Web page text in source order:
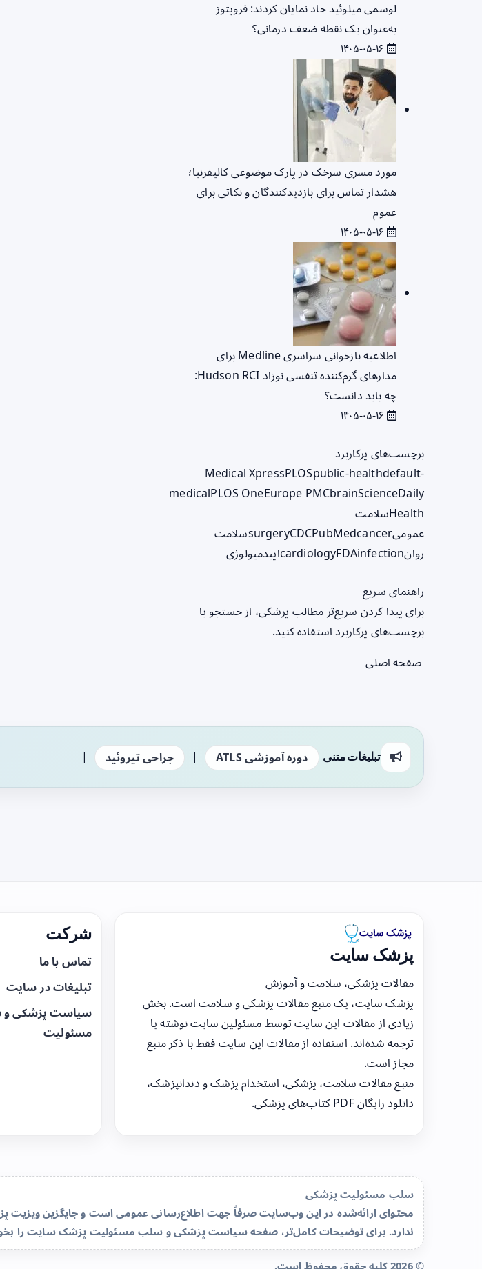
لوسمی میلوئید حاد نمایان کردند: فروپتوز
به‌عنوان یک نقطه ضعف درمانی؟
مورد مسری سرخک در پارک موضوعی کالیفرنیا؛
هشدار تماس برای بازدیدکنندگان و نکاتی برای
عموم
اطلاعیه بازخوانی سراسری Medline برای
مدارهای گرم‌کننده تنفسی نوزاد Hudson RCI:
چه باید دانست؟
برچسب‌های پرکاربرد
Medical XpressPLOSpublic-healthdefault-
medicalPLOS OneEurope PMCbrainScienceDaily
Healthسلامت
عمومی
surgeryCDCPubMedcancer
سلامت
روان
cardiologyFDAinfection اپیدمیولوژی
راهنمای سریع
برای پیدا کردن سریع‌تر مطالب پزشکی، از جستجو یا
برچسب‌های پرکاربرد استفاده کنید.
صفحه اصلی
تبلیغات متنی دوره آموزشی ATLS | جراحی تیروئید |
پزشک سایت
مقالات پزشکی، سلامت و آموزش
پزشک سایت، یک منبع مقالات پزشکی و سلامت است. بخش
زیادی از مقالات این سایت توسط مسئولین سایت نوشته یا
ترجمه شده‌اند. استفاده از مقالات این سایت فقط با ذکر منبع
مجاز است.
منبع مقالات سلامت، پزشکی، استخدام پزشک و دندانپزشک،
دانلود رایگان PDF کتاب‌های پزشکی.
شرکت
تماس با ما
تبلیغات در سایت
سیاست پزشکی
مسئولیت
سلب مسئولیت پزشکی
محتوای ارائه‌شده در این وب‌سایت صرفاً جهت اطلاع‌رسانی عمومی است و جایگزین
ندارد. برای توضیحات کامل‌تر، صفحهسیاست پزشکی و سلب مسئولیت پزشک سایترا
© 2026 کلیه حقوق محفوظ است.